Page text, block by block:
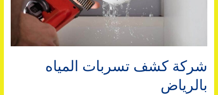
شركة كشف تسربات المياه
بالرياض